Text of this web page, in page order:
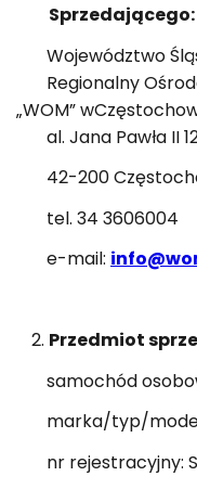
Sprzedającego:
Województwo
Regionalny
„WOM”
al. Jana Pawła II
42-200
tel. 34 3606004
e-mail:
Przedmiot
samochód
marka/typ/model:
nr rejestracyjny: